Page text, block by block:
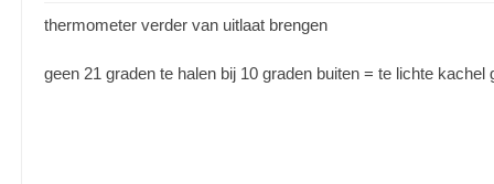
thermometer verder van uitlaat brengen
geen 21 graden te halen bij 10 graden buiten = te lichte kachel